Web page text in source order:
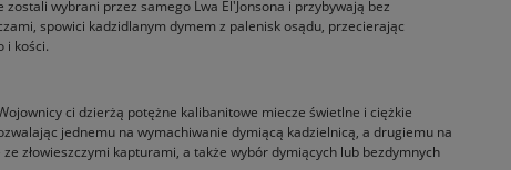
wybrani przez samego Lwa El'Jonsona i przybywają bez
spowici kadzidlanym dymem z palenisk osądu, przecierając
i kości.
ci dzierżą potężne kalibanitowe miecze świetlne i ciężkie
jednemu na wymachiwanie dymiącą kadzielnicą, a drugiemu na
złowieszczymi kapturami, a także wybór dymiących lub bezdymnych